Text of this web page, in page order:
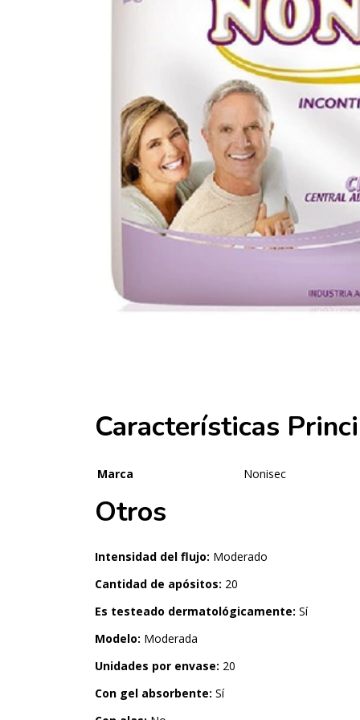
Características
Marca Nonisec
Otros
Intensidad del flujo: Moderado
Cantidad de apósitos: 20
Es testeado dermatológicamente: Sí
Modelo: Moderada
Unidades por envase: 20
Con gel absorbente: Sí